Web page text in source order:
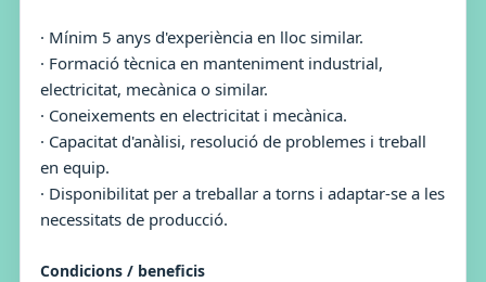
· Mínim 5 anys d'experiència en lloc similar.
· Formació tècnica en manteniment industrial,
electricitat, mecànica o similar.
· Coneixements en electricitat i mecànica.
· Capacitat d'anàlisi, resolució de problemes i treball
en equip.
· Disponibilitat per a treballar a torns i adaptar-se a les
necessitats de producció.
Condicions / beneficis